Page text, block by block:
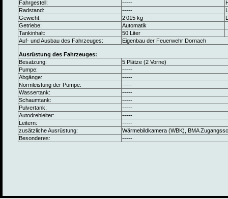
Fahrgestell:
-----
Radstand:
-----
Gewicht:
2’015 kg
Getriebe:
Automatik
Tankinhalt:
50 Liter
Auf- und Ausbau des Fahrzeuges:
Eigenbau der Feuerwehr Dornach
Ausrüstung des Fahrzeuges:
Besatzung:
5 Plätze (2 Vorne)
Pumpe:
-----
Abgänge:
-----
Normleistung der Pumpe:
-----
Wassertank:
-----
Schaumtank:
-----
Pulvertank:
-----
Autodrehleiter:
-----
Leitern:
-----
zusätzliche Ausrüstung:
Wärmebildkamera (WBK), BMA
Besonderes:
-----